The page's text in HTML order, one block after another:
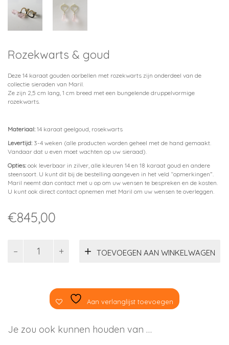
Rozekwarts & goud
Deze 14 karaat gouden oorbellen met rozekwarts zijn onderdeel van de
collectie sieraden van Maril.
Ze zijn 2,5 cm lang, 1 cm breed met een bungelende druppelvormige
rozekwarts.
Materiaal: 14 karaat geelgoud, rosekwarts
Levertijd: 3-4 weken (alle producten worden geheel met de hand gemaakt.
Vandaar dat u even moet wachten op uw sieraad).
Opties: ook leverbaar in zilver, alle kleuren 14 en 18 karaat goud en andere
steensoort. U kunt dit bij de bestelling aangeven in het veld “opmerkingen”.
Maril neemt dan contact met u op om uw wensen te bespreken en de kosten.
U kunt ook direct contact opnemen met Maril om uw wensen te overleggen.
€845,00
TOEVOEGEN AAN WINKELWAGEN
Aan verlanglijst toevoegen
Je zou ook kunnen houden van …